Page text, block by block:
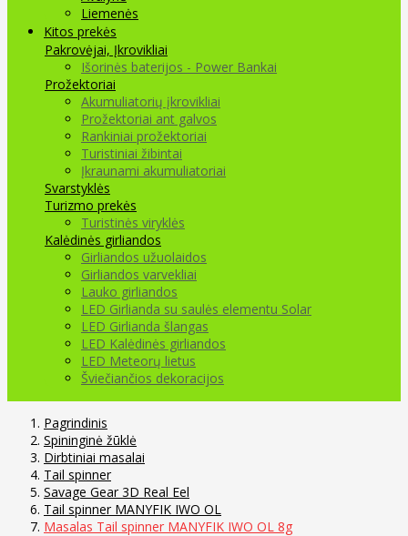
Liemenės
Kitos prekės
Pakrovėjai, Įkrovikliai
Išorinės baterijos - Power Bankai
Prožektoriai
Akumuliatorių įkrovikliai
Prožektoriai ant galvos
Rankiniai prožektoriai
Turistiniai žibintai
Įkraunami akumuliatoriai
Svarstyklės
Turizmo prekės
Turistinės viryklės
Kalėdinės girliandos
Girliandos užuolaidos
Girliandos varvekliai
Lauko girliandos
LED Girlianda su saulės elementu Solar
LED Girlianda šlangas
LED Kalėdinės girliandos
LED Meteorų lietus
Šviečiančios dekoracijos
Pagrindinis
Spininginė žūklė
Dirbtiniai masalai
Tail spinner
Savage Gear 3D Real Eel
Tail spinner MANYFIK IWO OL
Masalas Tail spinner MANYFIK IWO OL 8g